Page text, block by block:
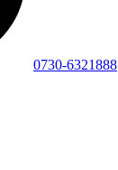
0730-6321888